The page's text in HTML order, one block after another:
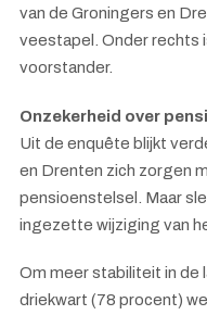
van de Groningers en
veestapel. Onder rechts
voorstander.
Onzekerheid over
Uit de enquête blijkt
en Drenten zich zorgen
pensioenstelsel. Maar
ingezette wijziging van
Om meer stabiliteit in de
driekwart (78 procent)